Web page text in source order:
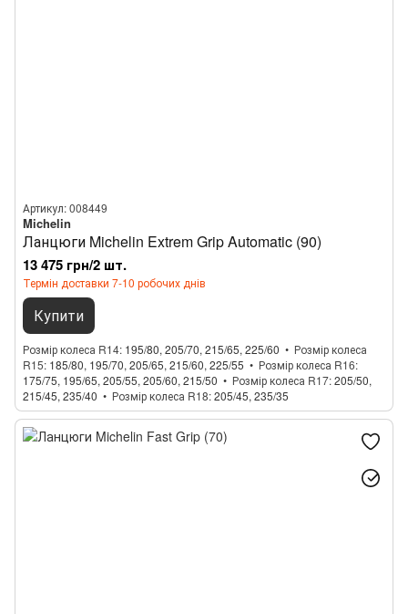
Артикул: 008449
Michelin
Ланцюги Michelin Extrem Grip Automatic (90)
13 475 грн/2 шт.
Термін доставки 7-10 робочих днів
Купити
Розмір колеса R14 195/80, 205/70, 215/65, 225/60
Розмір колеса
R15 185/80, 195/70, 205/65, 215/60, 225/55
Розмір колеса R16
175/75, 195/65, 205/55, 205/60, 215/50
Розмір колеса R17 205/50,
215/45, 235/40
Розмір колеса R18 205/45, 235/35